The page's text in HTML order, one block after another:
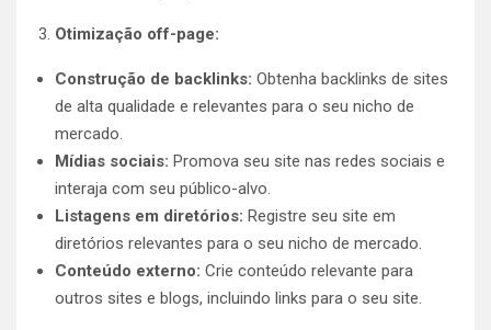
Otimização off-page:
Construção de backlinks: Obtenha backlinks de sites
de alta qualidade e relevantes para o seu nicho de
mercado.
Mídias sociais: Promova seu site nas redes sociais e
interaja com seu público-alvo.
Listagens em diretórios: Registre seu site em
diretórios relevantes para o seu nicho de mercado.
Conteúdo externo: Crie conteúdo relevante para
outros sites e blogs, incluindo links para o seu site.